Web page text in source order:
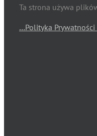
Ta strona używa
…Polityka Prywatności